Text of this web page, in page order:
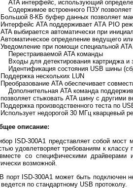
ATA интерфейс, использующий
Содержимое встроенного ПЗУ позволяет
Большой 8-КБ буфер данных позволяет
Интерфейс ATA поддерживает АТА PIO
ATA выбирается автоматически при
Автоматическое определение ведущего
Уведомление при помощи специальной
Перестраиваемой ATA команды
Входы для детектирования картриджа и
Идентификация состояния USB шины
Поддержка нескольких LUN
Преобразование ATA обеспечивает
Дополнительная ATA команда
позволяет стыковать ATA шину с другими
Поддержка производственного теста по
Использует недорогой 30 МГц кварцевый
описание:
ISD-300A1 представляет собой
удовлетворяет требованиям к
со специфическими драйверами
возможной.
порт ISD-300A1 может быть подключен
по стандартному USB протоколу.